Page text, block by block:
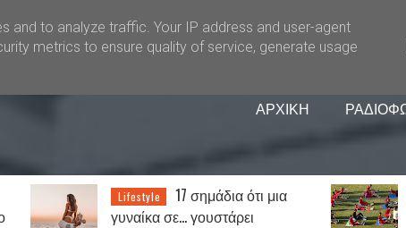
ΑΡΧΙΚΗ
Lifestyle
17 σημάδια ότι μια
γυναίκα σε… γουστάρει
and to analyze traffic. Your IP address and user-agent
metrics to ensure quality of service, generate usage